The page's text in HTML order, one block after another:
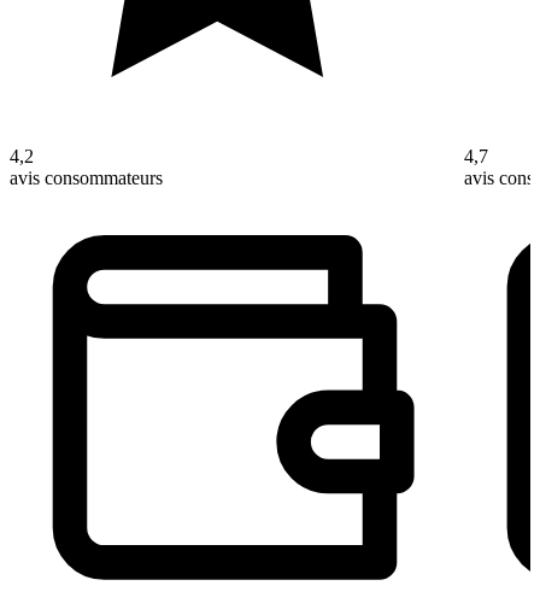
4,2
avis consommateurs
4,7
avis